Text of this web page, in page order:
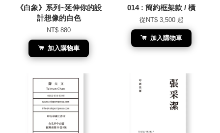
《白象》系列~延伸你的設
計想像的白色
NT$ 880
加入購物車
014 : 簡約框架款 / 橫
從 NT$ 3,500 起
加入購物車